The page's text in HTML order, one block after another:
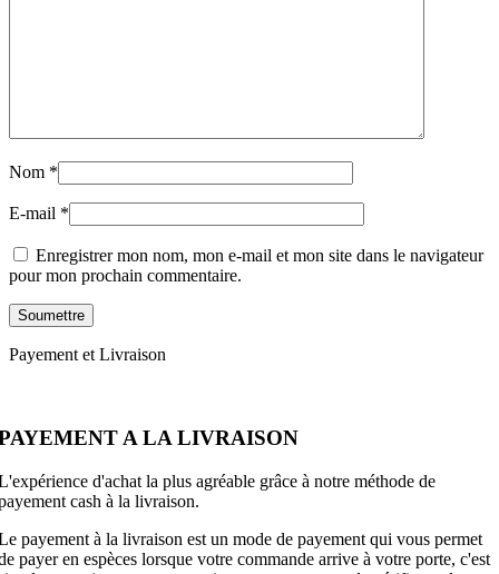
Nom *
E-mail *
Enregistrer mon nom, mon e-mail et mon site dans le navigateur
pour mon prochain commentaire.
Payement et Livraison
A LA LIVRAISON
d'achat la plus agréable grâce à notre méthode de
cash à la livraison.
payement à la livraison est un mode de payement qui vous permet
payer en espèces lorsque votre commande arrive à votre porte, c'est